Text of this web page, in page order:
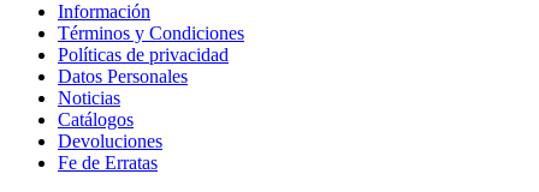
Información
Términos y Condiciones
Políticas de privacidad
Datos Personales
Noticias
Catálogos
Devoluciones
Fe de Erratas